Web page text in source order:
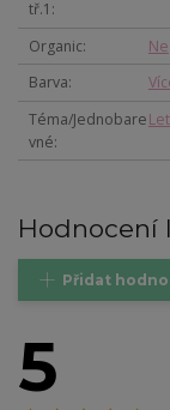
tř.1
Organic
Ne
Barva
Téma/Jednobare
vné
Hodnocení
Přidat
5